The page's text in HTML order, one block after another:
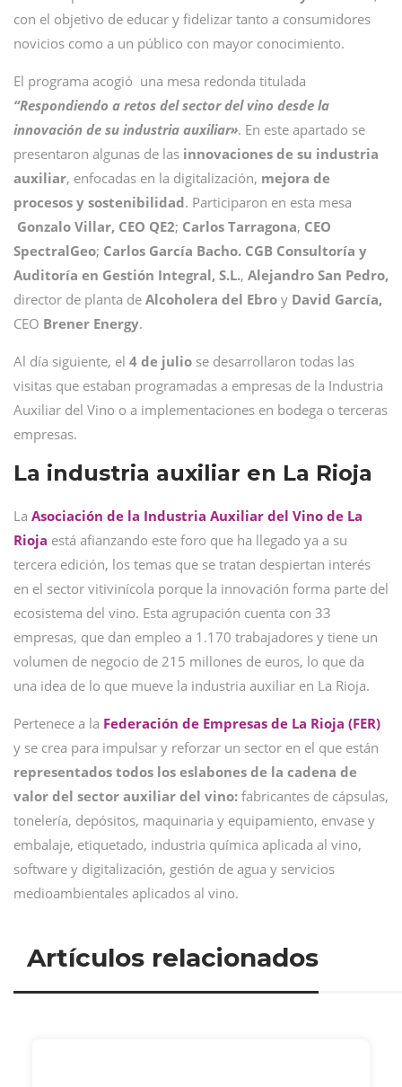
con el objetivo de educar y fidelizar tanto a consumidores
novicios como a un público con mayor conocimiento.
El programa acogió una mesa redonda titulada
“Respondiendo a retos del sector del vino desde la
innovación de su industria auxiliar». En este apartado se
presentaron algunas de las innovaciones de su industria
auxiliar, enfocadas en la digitalización, mejora de
procesos y sostenibilidad. Participaron en esta mesa
Gonzalo Villar, CEO QE2; Carlos Tarragona, CEO
SpectralGeo; Carlos García Bacho. CGB Consultoría y
Auditoría en Gestión Integral, S.L., Alejandro San Pedro,
director de planta de Alcoholera del Ebro y David García,
CEO Brener Energy.
Al día siguiente, el 4 de julio se desarrollaron todas las
visitas que estaban programadas a empresas de la Industria
Auxiliar del Vino o a implementaciones en bodega o terceras
empresas.
La industria auxiliar en La Rioja
La Asociación de la Industria Auxiliar del Vino de La
Rioja está afianzando este foro que ha llegado ya a su
tercera edición, los temas que se tratan despiertan interés
en el sector vitivinícola porque la innovación forma parte del
ecosistema del vino. Esta agrupación cuenta con 33
empresas, que dan empleo a 1.170 trabajadores y tiene un
volumen de negocio de 215 millones de euros, lo que da
una idea de lo que mueve la industria auxiliar en La Rioja.
Pertenece a la Federación de Empresas de La Rioja (FER)
y se crea para impulsar y reforzar un sector en el que están
representados todos los eslabones de la cadena de
valor del sector auxiliar del vino: fabricantes de cápsulas,
tonelería, depósitos, maquinaria y equipamiento, envase y
embalaje, etiquetado, industria química aplicada al vino,
software y digitalización, gestión de agua y servicios
medioambientales aplicados al vino.
Artículos relacionados